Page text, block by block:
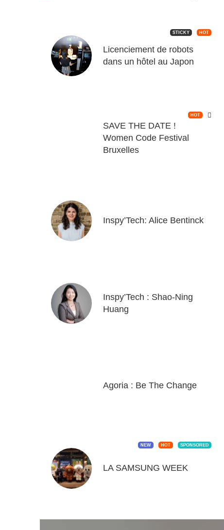
STICKY HOT
Licenciement de robots
dans un hôtel au Japon
HOT
SAVE THE DATE !
Women Code Festival
Bruxelles
Inspy’Tech: Alice Bentinck
Inspy’Tech : Shao-Ning
Huang
Agoria : Be The Change
NEW HOT SPONSORED
LA SAMSUNG WEEK